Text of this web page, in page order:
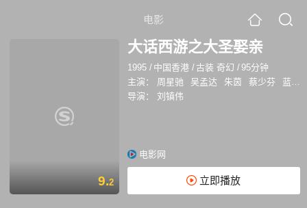
电影
9.2
大话西游之大圣娶亲
1995 / 中国香港 / 古装 奇幻 /95分钟
主演：
周星驰 吴孟达 朱茵 蔡少芬
蓝洁瑛
导演：
刘镇伟
电影网
立即播放